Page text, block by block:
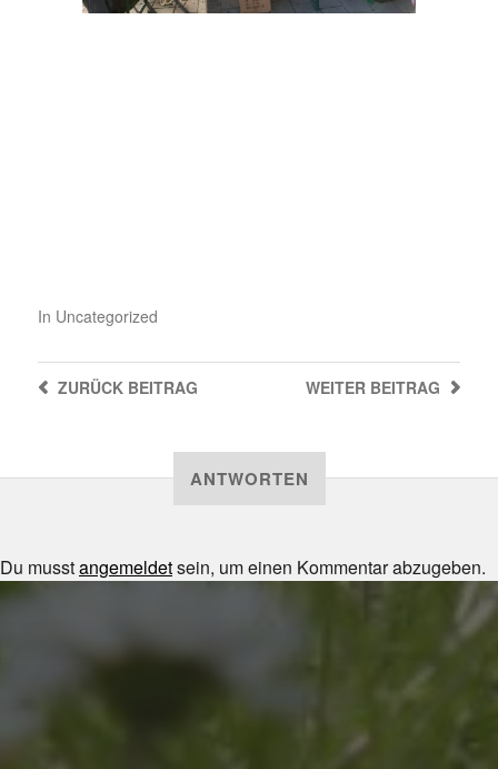
In Uncategorized
WEITER BEITRAG
ZURÜCKBEITRAG
ANTWORTEN
Du musstangemeldetsein, um einen Kommentar abzugeben.